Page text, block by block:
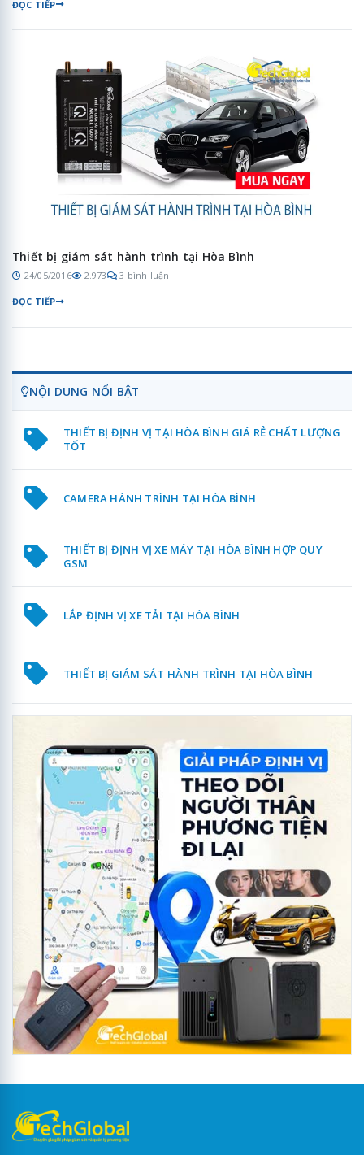
ĐỌC TIẾP
Thiết bị giám sát hành trình tại Hòa Bình
24/05/2016 2.973 3 bình luận
ĐỌC TIẾP
NỘI DUNG NỔI BẬT
THIẾT BỊ ĐỊNH VỊ TẠI HÒA BÌNH GIÁ RẺ CHẤT LƯỢNG
TỐT
CAMERA HÀNH TRÌNH TẠI HÒA BÌNH
THIẾT BỊ ĐỊNH VỊ XE MÁY TẠI HÒA BÌNH HỢP QUY
GSM
LẮP ĐỊNH VỊ XE TẢI TẠI HÒA BÌNH
THIẾT BỊ GIÁM SÁT HÀNH TRÌNH TẠI HÒA BÌNH